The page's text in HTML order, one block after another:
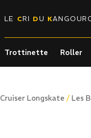
LE CRI DU K
Trottinette Roller
Cruiser Longskate / Les